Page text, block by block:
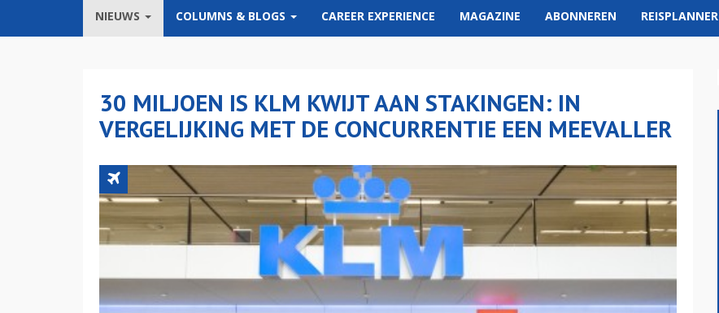
NIEUWS COLUMNS & BLOGS CAREER EXPERIENCE MAGAZINE ABONNEREN REISPLANNER
30 MILJOEN IS KLM KWIJT AAN STAKINGEN: IN
VERGELIJKING MET DE CONCURRENTIE EEN MEEVALLER